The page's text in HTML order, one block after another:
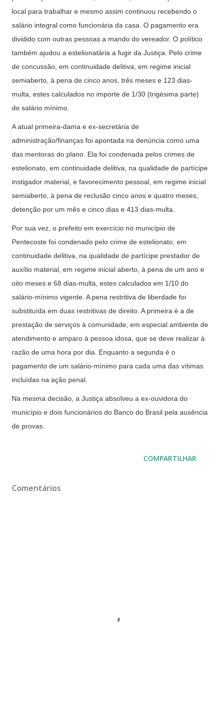
local para trabalhar e mesmo assim continuou recebendo o
salário integral como funcionária da casa. O pagamento era
dividido com outras pessoas a mando do vereador. O político
também ajudou a estelionatária a fugir da Justiça. Pelo crime
de concussão, em continuidade delitiva, em regime inicial
semiaberto, à pena de cinco anos, três meses e 123 dias-
multa, estes calculados no importe de 1/30 (trigésima parte)
do salário mínimo.
A atual primeira-dama e ex-secretária de
administração/finanças foi apontada na denúncia como uma
das mentoras do plano. Ela foi condenada pelos crimes de
estelionato, em continuidade delitiva, na qualidade de partícipe
instigador material, e favorecimento pessoal, em regime inicial
semiaberto, à pena de reclusão cinco anos e quatro meses,
detenção por um mês e cinco dias e 413 dias-multa.
Por sua vez, o prefeito em exercício no município de
Pentecoste foi condenado pelo crime de estelionato, em
continuidade delitiva, na qualidade de partícipe prestador de
auxílio material, em regime inicial aberto, à pena de um ano e
oito meses e 68 dias-multa, estes calculados em 1/10 do
salário-mínimo vigente. A pena restritiva de liberdade foi
substituída em duas restritivas de direito. A primeira é a de
prestação de serviços à comunidade, em especial ambiente de
atendimento e amparo à pessoa idosa, que se deve realizar à
razão de uma hora por dia. Enquanto a segunda é o
pagamento de um salário-mínimo para cada uma das vítimas
incluídas na ação penal.
Na mesma decisão, a Justiça absolveu a ex-ouvidora do
município e dois funcionários do Banco do Brasil pela ausência
de provas.
COMPARTILHAR
Comentários